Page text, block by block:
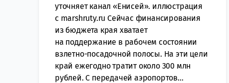
уточняет канал «Енисей». иллюстрация
с marshruty.ru Сейчас финансирования
из бюджета края хватает
на поддержание в рабочем состоянии
взлетно-посадочной полосы. На эти цели
край ежегодно тратит около 300 млн
рублей. С передачей аэропортов...